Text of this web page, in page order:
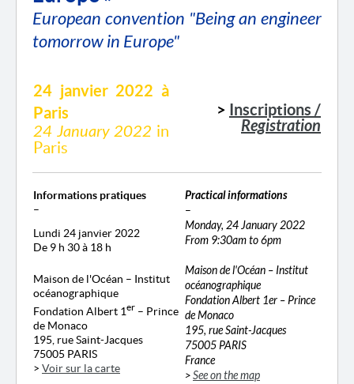
European convention "Being an engineer
tomorrow in Europe"
24 janvier 2022 à
Paris
24 January 2022 in
Paris
> Inscriptions /
Registration
Informations pratiques
–
Practical informations
–
Lundi 24 janvier 2022
De 9 h 30 à 18 h
Monday, 24 January 2022
From 9:30am to 6pm
Maison de l'Océan – Institut
océanographique
Fondation Albert 1er – Prince
de Monaco
195, rue Saint-Jacques
75005 PARIS
> Voir sur la carte
Maison de l'Océan – Institut
océanographique
Fondation Albert 1er – Prince
de Monaco
195, rue Saint-Jacques
75005 PARIS
France
>See on the map